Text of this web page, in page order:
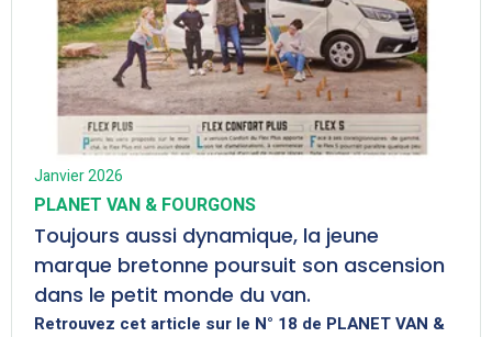
Janvier 2026
PLANET VAN & FOURGONS
Toujours aussi dynamique, la jeune
marque bretonne poursuit son ascension
dans le petit monde du van.
Retrouvez cet article sur le N° 18 de PLANET VAN &